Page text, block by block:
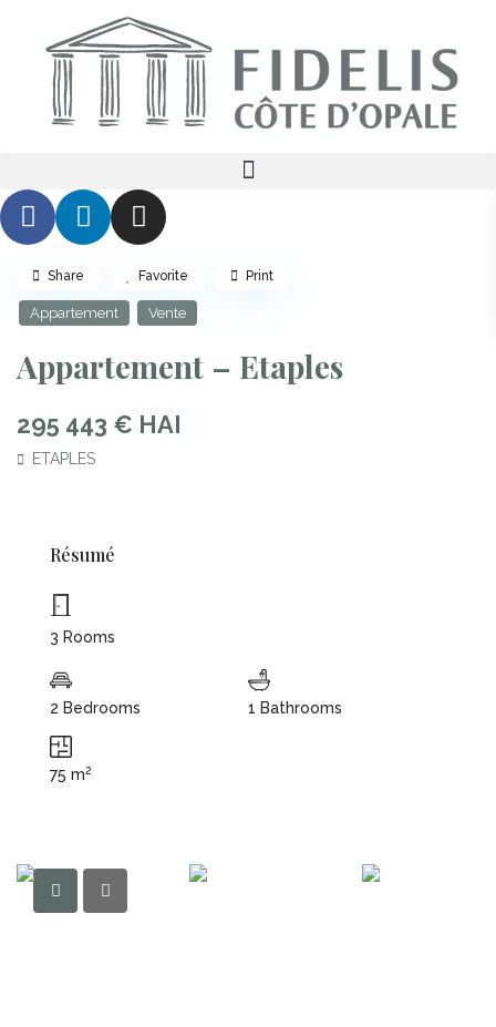
Appartement Vente
Appartement – Etaples
295 443 € HAI
ETAPLES
Share Favorite Print
Résumé
3 Rooms
2 Bedrooms 1 Bathrooms
75 m2